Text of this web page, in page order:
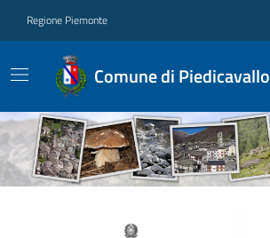
Regione Piemonte
Comune di Piedicavallo